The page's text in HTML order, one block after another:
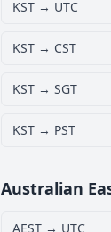
KST → UTC
KST → CST
KST → SGT
KST → PST
Australian
AEST → UTC